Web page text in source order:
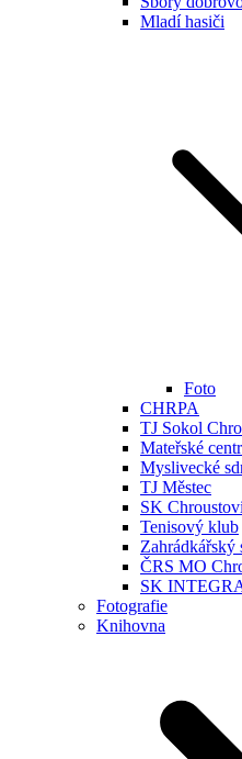
Mladí hasiči
Foto
CHRPA
TJ Sokol
Mateřské
Myslivecké
TJ Městec
SK
Tenisový klub
Zahrádkářský
ČRS MO
SK
Fotografie
Knihovna